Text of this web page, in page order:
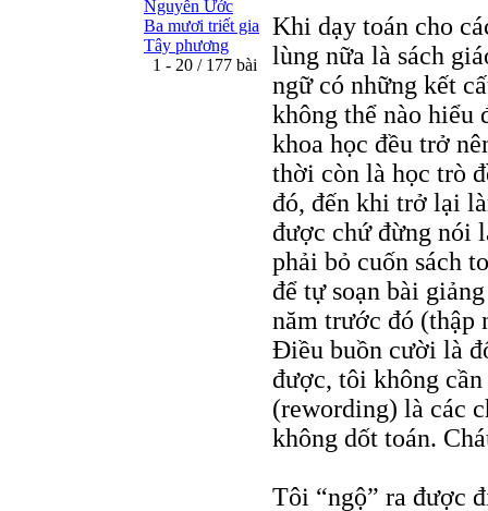
Nguyễn Ước
Ba mươi triết gia
Tây phương
1 - 20 / 177 bài
Khi dạy toán cho
lùng nữa là sách
ngữ có những kết
không thể nào hiểu
khoa học đều trở
thời còn là học trò
đó, đến khi trở lại
được chứ đừng nói
phải bỏ cuốn sách
để tự soạn bài
năm trước đó (thập
Ðiều buồn cười là
được, tôi không
(rewording) là các
không dốt toán.
Tôi “ngộ” ra được